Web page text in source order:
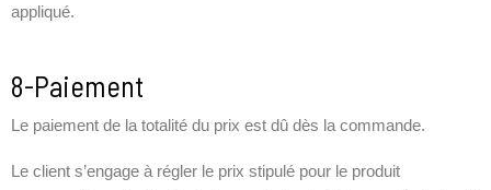
appliqué.
8-Paiement
Le paiement de la totalité du prix est dû dès la commande.
Le client s’engage à régler le prix stipulé pour le produit